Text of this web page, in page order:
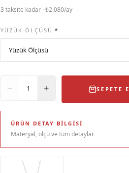
3 taksite kadar · ₺2.080/ay
YÜZÜK ÖLÇÜSÜ *
1 SEPETE
ÜRÜN DETAY BILGISI
Materyal, ölçü ve tüm detaylar